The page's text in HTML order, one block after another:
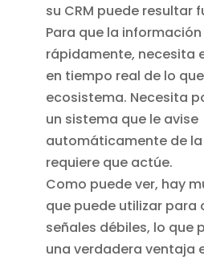
su CRM puede resultar
Para que la
rápidamente, necesita
en tiempo real de lo
ecosistema. Necesita
un sistema que le avise
automáticamente de
requiere que actúe.
Como puede ver, hay
que puede utilizar para
señales débiles, lo que
una verdadera ventaja